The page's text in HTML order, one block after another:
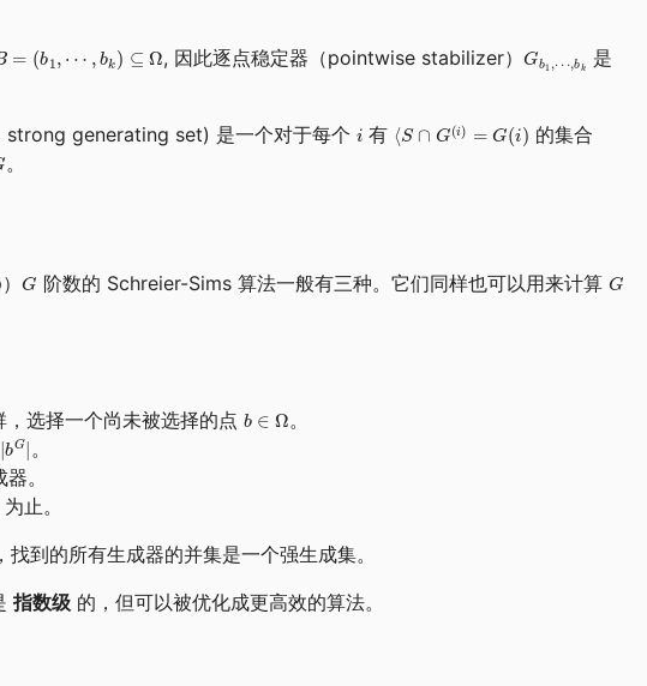
, 因此逐点稳定器（pointwise stabilizer）
是
strong generating set) 是一个对于每个 有
的集合
。
阶数的 Schreier-Sims 算法一般有三种。它们同样也可以用来计算
选择一个尚未被选择的点
。
。
。
为止。
找到的所有生成器的并集是一个强生成集。
指数级 的，但可以被优化成更高效的算法。